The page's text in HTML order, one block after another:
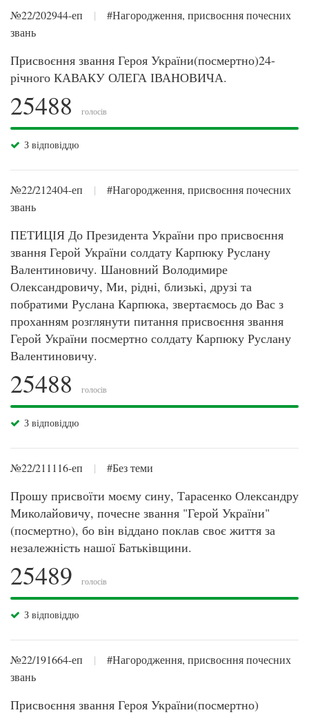
№22/202944-еп |
#Нагородження, присвоєння почесних
звань
Присвоєння звання Героя України(посмертно)24-
річного КАВАКУ ОЛЕГА ІВАНОВИЧА.
25488 голосів
З відповіддю
№22/212404-еп |
#Нагородження, присвоєння почесних
звань
ПЕТИЦІЯ До Президента України про присвоєння
звання Герой України солдату Карпюку Руслану
Валентиновичу. Шановний Володимире
Олександровичу, Ми, рідні, близькі, друзі та
побратими Руслана Карпюка, звертаємось до Вас з
проханням розглянути питання присвоєння звання
Герой України посмертно солдату Карпюку Руслану
Валентиновичу.
25488 голосів
З відповіддю
№22/211116-еп | #Без теми
Прошу присвоїти моєму сину, Тарасенко Олександру
Миколайовичу, почесне звання "Герой України"
(посмертно), бо він віддано поклав своє життя за
незалежність нашої Батьківщини.
25489 голосів
З відповіддю
№22/191664-еп |
#Нагородження, присвоєння почесних
звань
Присвоєння звання Героя України(посмертно)